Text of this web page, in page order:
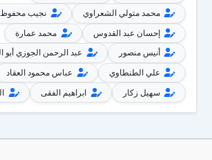
محمد متولي الشعراوي
نجيب محفوظ
إحسان عبد القدوس
محمد عمارة
أنيس منصور
عبد الرحمن الجوزي أبو
علي الطنطاوي
عباس محمود العقاد
سهيل زكار
ابراهيم الفقى